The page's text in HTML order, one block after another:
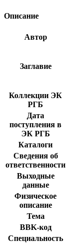
Описание
Автор
Заглавие
Коллекции ЭК
РГБ
Дата
поступления в
ЭК РГБ
Каталоги
Сведения об
ответственности
Выходные
данные
Физическое
описание
Тема
BBK-код
Специальность